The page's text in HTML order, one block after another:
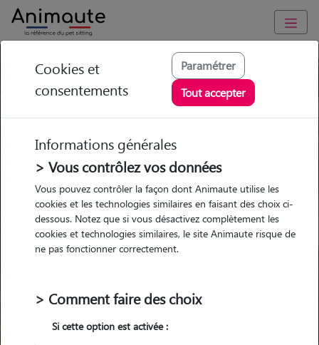
Trouvez votre gardien idéal !
Garde
chez le Pet Sitter
Garde
chez le Pet Sitter
Ville
Trouver mon Pet Sitter
Cookies et
consentements
Paramétrer
Tout accepter
Informations générales
> Vous contrôlez vos données
Vous pouvez contrôler la façon dont Animaute utilise les
cookies et les technologies similaires en faisant des choix ci-
dessous. Notez que si vous désactivez complètement les
cookies et technologies similaires, le site Animaute risque de
ne pas fonctionner correctement.
> Comment faire des choix
Si cette option est activée :